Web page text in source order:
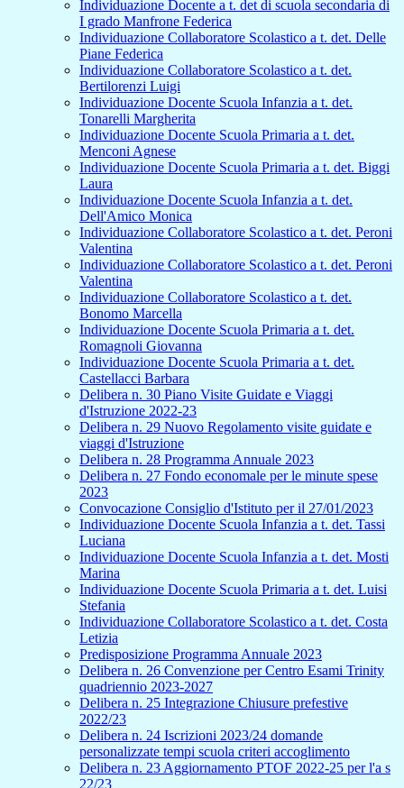
Individuazione Docente a t. det di scuola secondaria di
I grado Manfrone Federica
Individuazione Collaboratore Scolastico a t. det. Delle
Piane Federica
Individuazione Collaboratore Scolastico a t. det.
Bertilorenzi Luigi
Individuazione Docente Scuola Infanzia a t. det.
Tonarelli Margherita
Individuazione Docente Scuola Primaria a t. det.
Menconi Agnese
Individuazione Docente Scuola Primaria a t. det. Biggi
Laura
Individuazione Docente Scuola Infanzia a t. det.
Dell'Amico Monica
Individuazione Collaboratore Scolastico a t. det. Peroni
Valentina
Individuazione Collaboratore Scolastico a t. det. Peroni
Valentina
Individuazione Collaboratore Scolastico a t. det.
Bonomo Marcella
Individuazione Docente Scuola Primaria a t. det.
Romagnoli Giovanna
Individuazione Docente Scuola Primaria a t. det.
Castellacci Barbara
Delibera n. 30 Piano Visite Guidate e Viaggi
d'Istruzione 2022-23
Delibera n. 29 Nuovo Regolamento visite guidate e
viaggi d'Istruzione
Delibera n. 28 Programma Annuale 2023
Delibera n. 27 Fondo economale per le minute spese
2023
Convocazione Consiglio d'Istituto per il 27/01/2023
Individuazione Docente Scuola Infanzia a t. det. Tassi
Luciana
Individuazione Docente Scuola Infanzia a t. det. Mosti
Marina
Individuazione Docente Scuola Primaria a t. det. Luisi
Stefania
Individuazione Collaboratore Scolastico a t. det. Costa
Letizia
Predisposizione Programma Annuale 2023
Delibera n. 26 Convenzione per Centro Esami Trinity
quadriennio 2023-2027
Delibera n. 25 Integrazione Chiusure prefestive
2022/23
Delibera n. 24 Iscrizioni 2023/24 domande
personalizzate tempi scuola criteri accoglimento
Delibera n. 23 Aggiornamento PTOF 2022-25 per l'a s
22/23